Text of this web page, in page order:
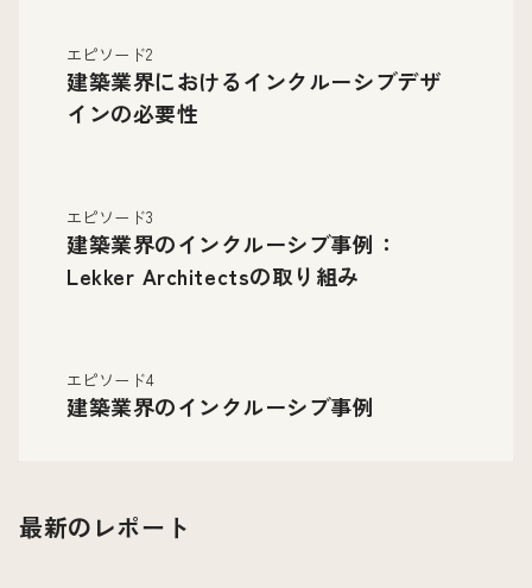
エピソード2
建築業界におけるインクルーシブデザ
インの必要性
エピソード3
建築業界のインクルーシブ事例：
Lekker Architectsの取り組み
エピソード4
建築業界のインクルーシブ事例
最新のレポート